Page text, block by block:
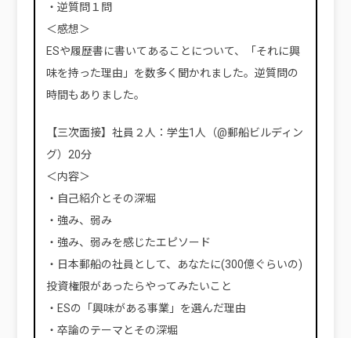
・逆質問１問
＜感想＞
ESや履歴書に書いてあることについて、「それに興
味を持った理由」を数多く聞かれました。逆質問の
時間もありました。
【三次面接】社員２人：学生1人（@郵船ビルディン
グ）20分
＜内容＞
・自己紹介とその深堀
・強み、弱み
・強み、弱みを感じたエピソード
・日本郵船の社員として、あなたに(300億ぐらいの)
投資権限があったらやってみたいこと
・ESの「興味がある事業」を選んだ理由
・卒論のテーマとその深堀